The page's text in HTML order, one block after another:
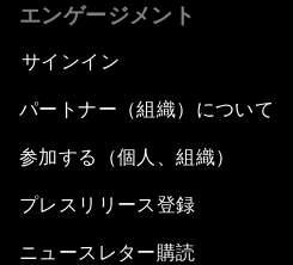
エンゲージメント
サインイン
パートナー（組織）について
参加する（個人、組織）
プレスリリース登録
ニュースレター購読